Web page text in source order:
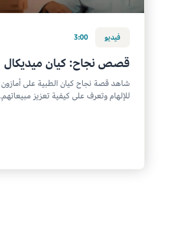
فيديو 3:00
قصص نجاح: كيان ميديكال
شاهد قصة نجاح كيان الطبية على أمازون
للإلهام وتعرف على كيفية تعزيز مبيعاتهم.